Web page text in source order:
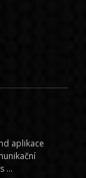
aplikace
...